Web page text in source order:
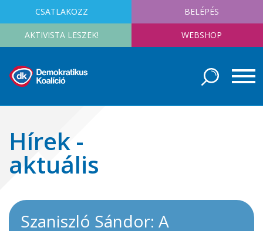
CSATLAKOZZ BELÉPÉS
AKTIVISTA LESZEK! WEBSHOP
Hírek -
aktuális
Szaniszló Sándor: A